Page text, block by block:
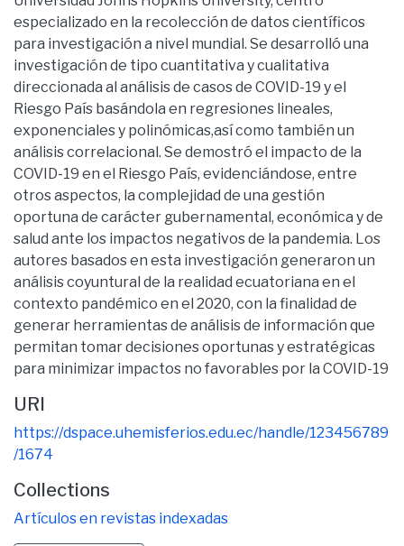
especializado en la recolección de datos científicos
para investigación a nivel mundial. Se desarrolló una
investigación de tipo cuantitativa y cualitativa
direccionada al análisis de casos de COVID-19 y el
Riesgo País basándola en regresiones lineales,
exponenciales y polinómicas,así como también un
análisis correlacional. Se demostró el impacto de la
COVID-19 en el Riesgo País, evidenciándose, entre
otros aspectos, la complejidad de una gestión
oportuna de carácter gubernamental, económica y de
salud ante los impactos negativos de la pandemia. Los
autores basados en esta investigación generaron un
análisis coyuntural de la realidad ecuatoriana en el
contexto pandémico en el 2020, con la finalidad de
generar herramientas de análisis de información que
permitan tomar decisiones oportunas y estratégicas
para minimizar impactos no favorables por la COVID-19
URI
https://dspace.uhemisferios.edu.ec/handle/123456789
/1674
Collections
Artículos en revistas indexadas